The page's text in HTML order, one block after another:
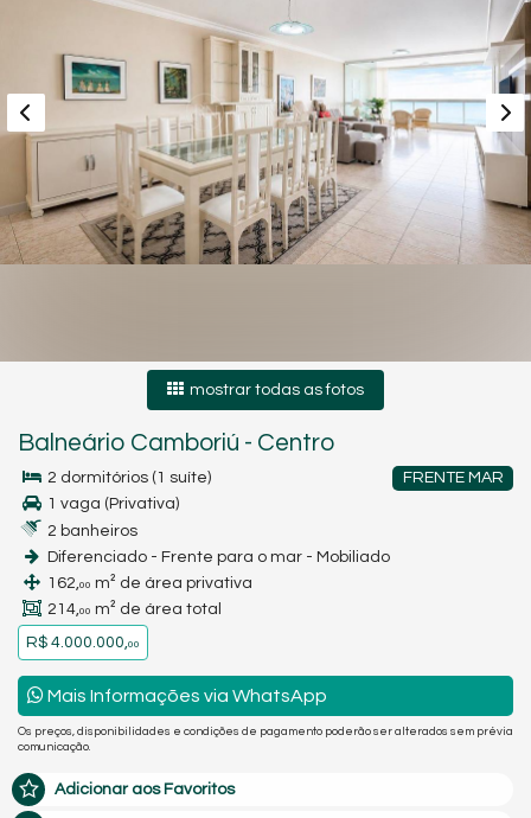
mostrar todas as fotos
Balneário Camboriú - Centro
FRENTE MAR
2 dormitórios (1 suíte)
1 vaga (Privativa)
2 banheiros
Diferenciado - Frente para o mar - Mobiliado
162,00 m² de área privativa
214,00 m² de área total
R$ 4.000.000,00
Mais Informações via WhatsApp
Os preços, disponibilidades e condições de pagamento poderão ser alterados sem prévia
comunicação.
Adicionar aos Favoritos